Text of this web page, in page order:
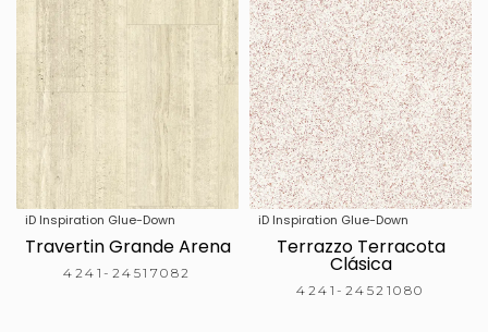
iD Inspiration Glue-Down
Travertin Grande Arena
4241-24517082
iD Inspiration Glue-Down
Terrazzo Terracota
Clásica
4241-24521080